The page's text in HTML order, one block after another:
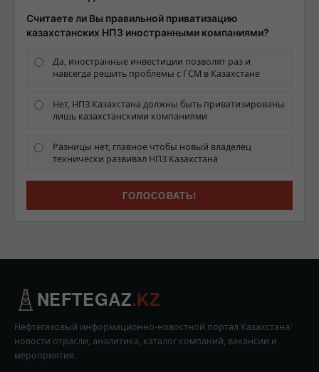
Считаете ли Вы правильной приватизацию
казахстанских НПЗ иностранными компаниями?
Да, иностранные инвестиции позволят раз и
навсегда решить проблемы с ГСМ в Казахстане
Нет, НПЗ Казахстана должны быть приватизированы
лишь казахстанскими компаниями
Разницы нет, главное чтобы новый владелец
технически развивал НПЗ Казахстана
NEFTEGAZ.KZ
Нефтегазовый информационно-новостной портал Казахстана:
новости отрасли, аналитика, каталог компаний, вакансии и
мероприятия.